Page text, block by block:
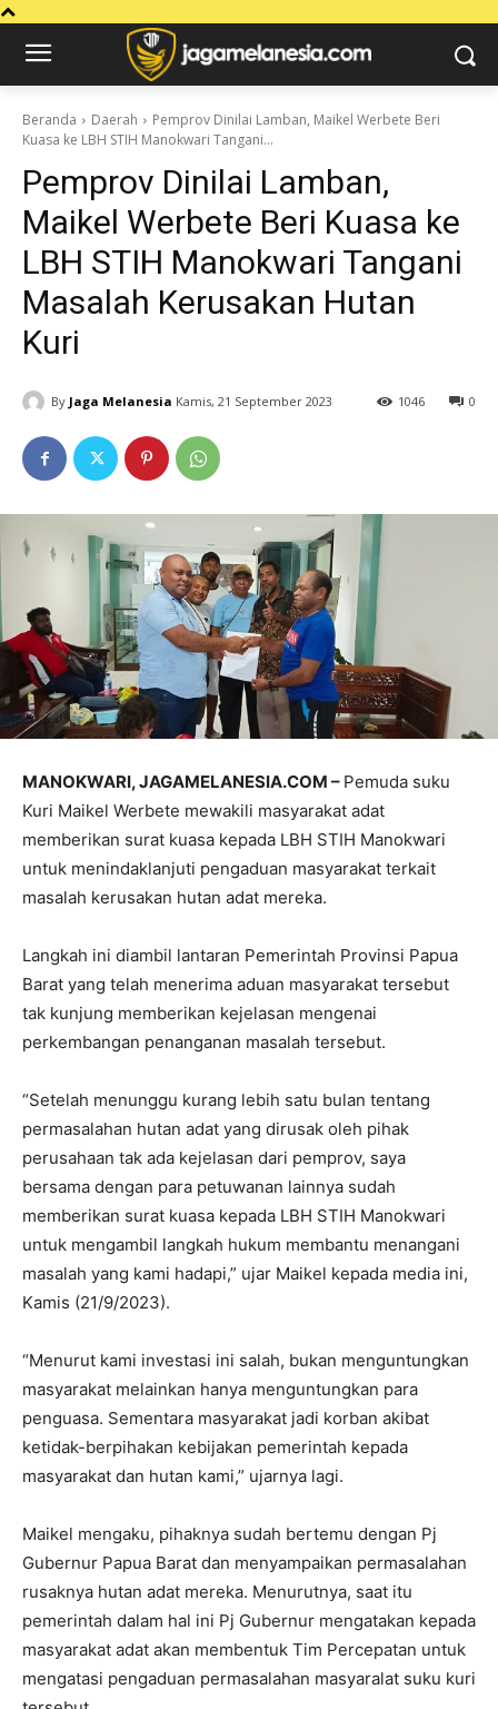
Beranda Daerah
Pemprov Dinilai Lamban, Maikel Werbete Beri
Kuasa ke LBH STIH Manokwari Tangani...
Pemprov Dinilai Lamban,
Maikel Werbete Beri Kuasa ke
LBH STIH Manokwari Tangani
Masalah Kerusakan Hutan
Kuri
By Jaga Melanesia Kamis, 21 September 2023 0
1046
MANOKWARI, JAGAMELANESIA.COM – Pemuda suku
Kuri Maikel Werbete mewakili masyarakat adat
memberikan surat kuasa kepada LBH STIH Manokwari
untuk menindaklanjuti pengaduan masyarakat terkait
masalah kerusakan hutan adat mereka.
Langkah ini diambil lantaran Pemerintah Provinsi Papua
Barat yang telah menerima aduan masyarakat tersebut
tak kunjung memberikan kejelasan mengenai
perkembangan penanganan masalah tersebut.
“Setelah menunggu kurang lebih satu bulan tentang
permasalahan hutan adat yang dirusak oleh pihak
perusahaan tak ada kejelasan dari pemprov, saya
bersama dengan para petuwanan lainnya sudah
memberikan surat kuasa kepada LBH STIH Manokwari
untuk mengambil langkah hukum membantu menangani
masalah yang kami hadapi,” ujar Maikel kepada media ini,
Kamis (21/9/2023).
“Menurut kami investasi ini salah, bukan menguntungkan
masyarakat melainkan hanya menguntungkan para
penguasa. Sementara masyarakat jadi korban akibat
ketidak-berpihakan kebijakan pemerintah kepada
masyarakat dan hutan kami,” ujarnya lagi.
Maikel mengaku, pihaknya sudah bertemu dengan Pj
Gubernur Papua Barat dan menyampaikan permasalahan
rusaknya hutan adat mereka. Menurutnya, saat itu
pemerintah dalam hal ini Pj Gubernur mengatakan kepada
masyarakat adat akan membentuk Tim Percepatan untuk
mengatasi pengaduan permasalahan masyaralat suku kuri